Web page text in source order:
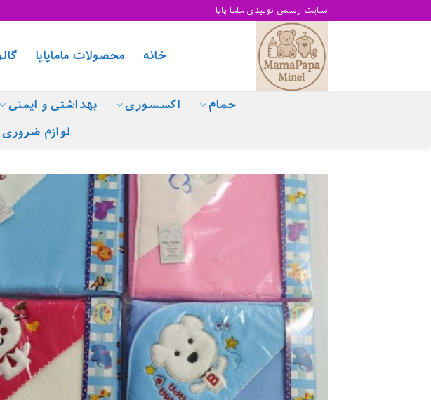
سایت رسمی تولیدی ماما پاپا
خانه محصولات ماماپاپا
حمام اکسسوری بهداشتی و ایمنی
لوازم